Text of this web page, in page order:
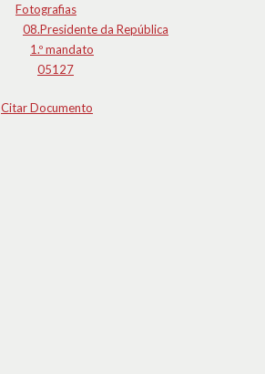
Fotografias
08.Presidente da República
1.º mandato
05127
Citar Documento